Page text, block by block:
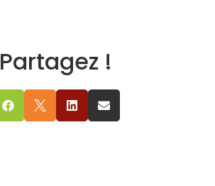
Partagez !
   